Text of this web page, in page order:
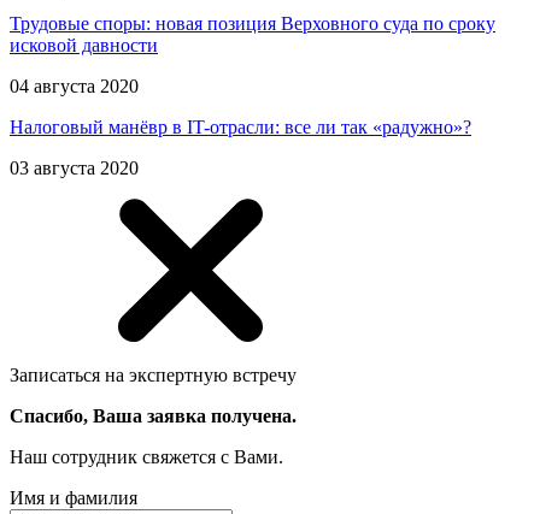
Трудовые споры: новая позиция Верховного суда по сроку
исковой давности
04 августа 2020
Налоговый манёвр в IT-отрасли: все ли так «радужно»?
03 августа 2020
Записаться на экспертную встречу
Спасибо, Ваша заявка получена.
Наш сотрудник свяжется с Вами.
Имя и фамилия